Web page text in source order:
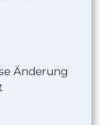
Änderung